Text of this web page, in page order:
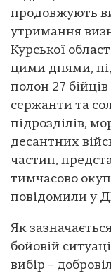
продовжують
утримання
Курської
цими днями,
полон 27
сержанти та
підрозділів,
десантних
частин,
тимчасово
повідомили у
Як
бойовій
вибір –